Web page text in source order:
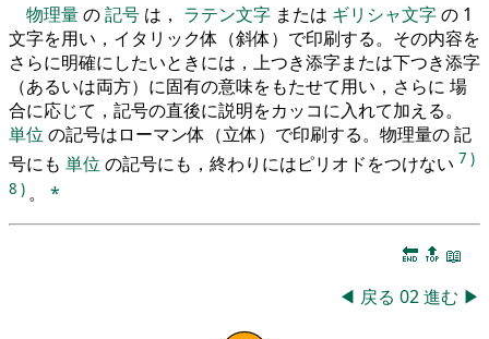
物理量の記号 は， ラテン文字 または ギリシャ文字の 1
文字を用い，イタリック体（斜体）で印刷する。その内容を
さらに明確にしたいときには，上つき添字または下つき添字
（あるいは両方）に固有の意味をもたせて用い，さらに 場
合に応じて，記号の直後に説明をカッコに入れて加える。
単位 の記号はローマン体（立体）で印刷する。物理量の 記
号にも 単位 の記号にも，終わりにはピリオドをつけない 7 )
8 ) 。 *
🔚 🔝 📖
◀ 戻る 02進む ▶